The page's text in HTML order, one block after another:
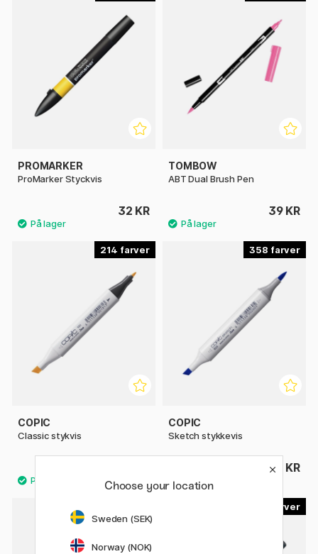
PROMARKER
ProMarker Styckvis
32 KR
TOMBOW
ABT Dual Brush Pen
39 KR
214
COPIC
Classic stykvis
358
COPIC
Sketch stykkevis
69 KR
Choose your location
Sweden (SEK)
Norway (NOK)